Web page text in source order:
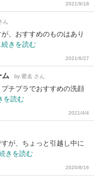
2021/9/18
ん
、おすすめのものはあり
続きを読む
2021/6/27
ム by 匿名 さん
チプラでおすすめの洗顔
を読む
2021/4/4
が、ちょっと引越し中に
きを読む
2020/8/16